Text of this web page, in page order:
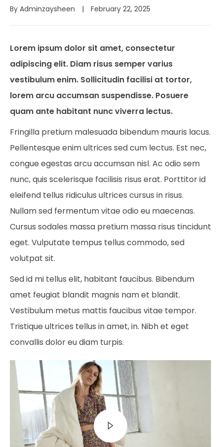
By Adminzaysheen February 22, 2025
Lorem ipsum dolor sit amet, consectetur
adipiscing elit. Diam risus semper varius
vestibulum enim. Sollicitudin facilisi at tortor,
lorem arcu accumsan suspendisse. Posuere
quam ante habitant nunc viverra lectus.
Fringilla pretium malesuada bibendum mauris lacus.
Pellentesque enim ultrices sed cum lectus. Est nec,
congue egestas arcu accumsan nisl. Ac odio sem
nunc, quis scelerisque facilisis risus erat. Porttitor id
eleifend tellus ridiculus ultrices cursus in risus.
Nullam sed fermentum vitae odio eu maecenas.
Cursus sodales massa pretium massa risus tincidunt
eget. Vulputate tempus tellus commodo, sed
volutpat sit.
Sed id mi tellus elit, habitant faucibus. Bibendum
amet feugiat blandit magnis nam et blandit.
Vestibulum metus mattis faucibus vitae tempor.
Tristique ultrices tellus in amet, in. Nibh et eget
convallis dolor eu diam turpis.